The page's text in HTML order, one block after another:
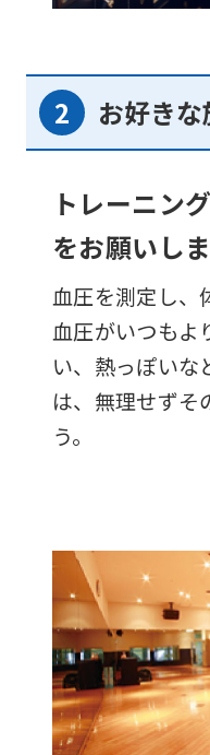
お好き
トレーニン
をお願いしま
血圧を測定し、
血圧がいつもよ
い、熱っぽいな
は、無理せずそ
う。